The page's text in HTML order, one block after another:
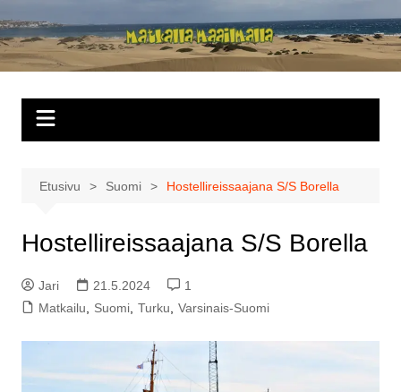
sisältöön
Matkalla
maailmalla
Etusivu Suomi Hostellireissaajana S/S Borella
Hostellireissaajana S/S Borella
Jari 21.5.2024
1
Matkailu
Suomi, Turku Varsinais-Suomi